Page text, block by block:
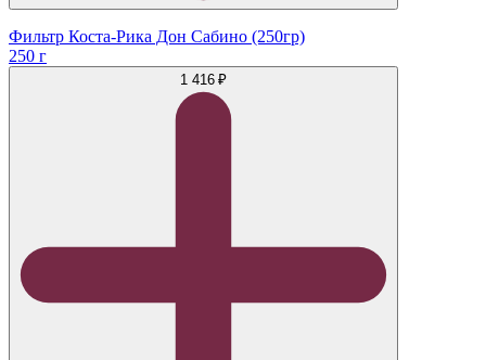
Фильтр Коста-Рика Дон Сабино (250гр)
250 г
1 416 ₽